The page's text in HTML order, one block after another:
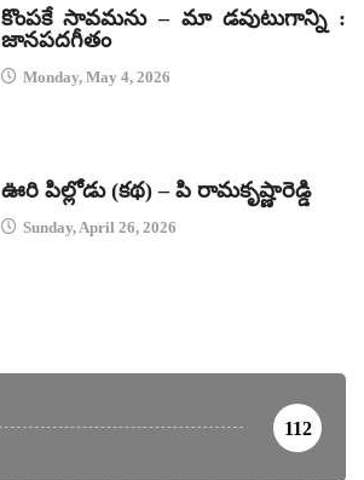
కొంపకే సావమను – మా డవుటుగాన్ని :
జానపదగీతం
Monday, May 4, 2026
ఊరి పిల్లోడు (కథ) – పి రామకృష్ణారెడ్డి
Sunday, April 26, 2026
112